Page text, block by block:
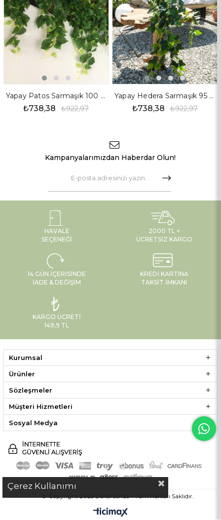
Yapay Patos Sarmaşık 100 cm
₺738,38 ₺922,97
%20İndirim
Yapay Hedera Sarmaşık 95 cm
₺738,38 ₺922,97
Kampanyalarımızdan Haberdar Olun!
HAVALE
SEÇENEĞI
2000 TL +
ÜCRETSIZ KARGO
14 GÜN İÇERISINDE
İADE & DEĞIŞIM
KREDI KARTINA
TAKSIT İMKANI
KARGO ÜCRETI
149,9 TL
Kurumsal
Ürünler
Sözleşmeler
Müşteri Hizmetleri
Sosyal Medya
© Copyright 2025 DekorSende - Tüm Hakları Saklıdır.
Çerez Kullanımı